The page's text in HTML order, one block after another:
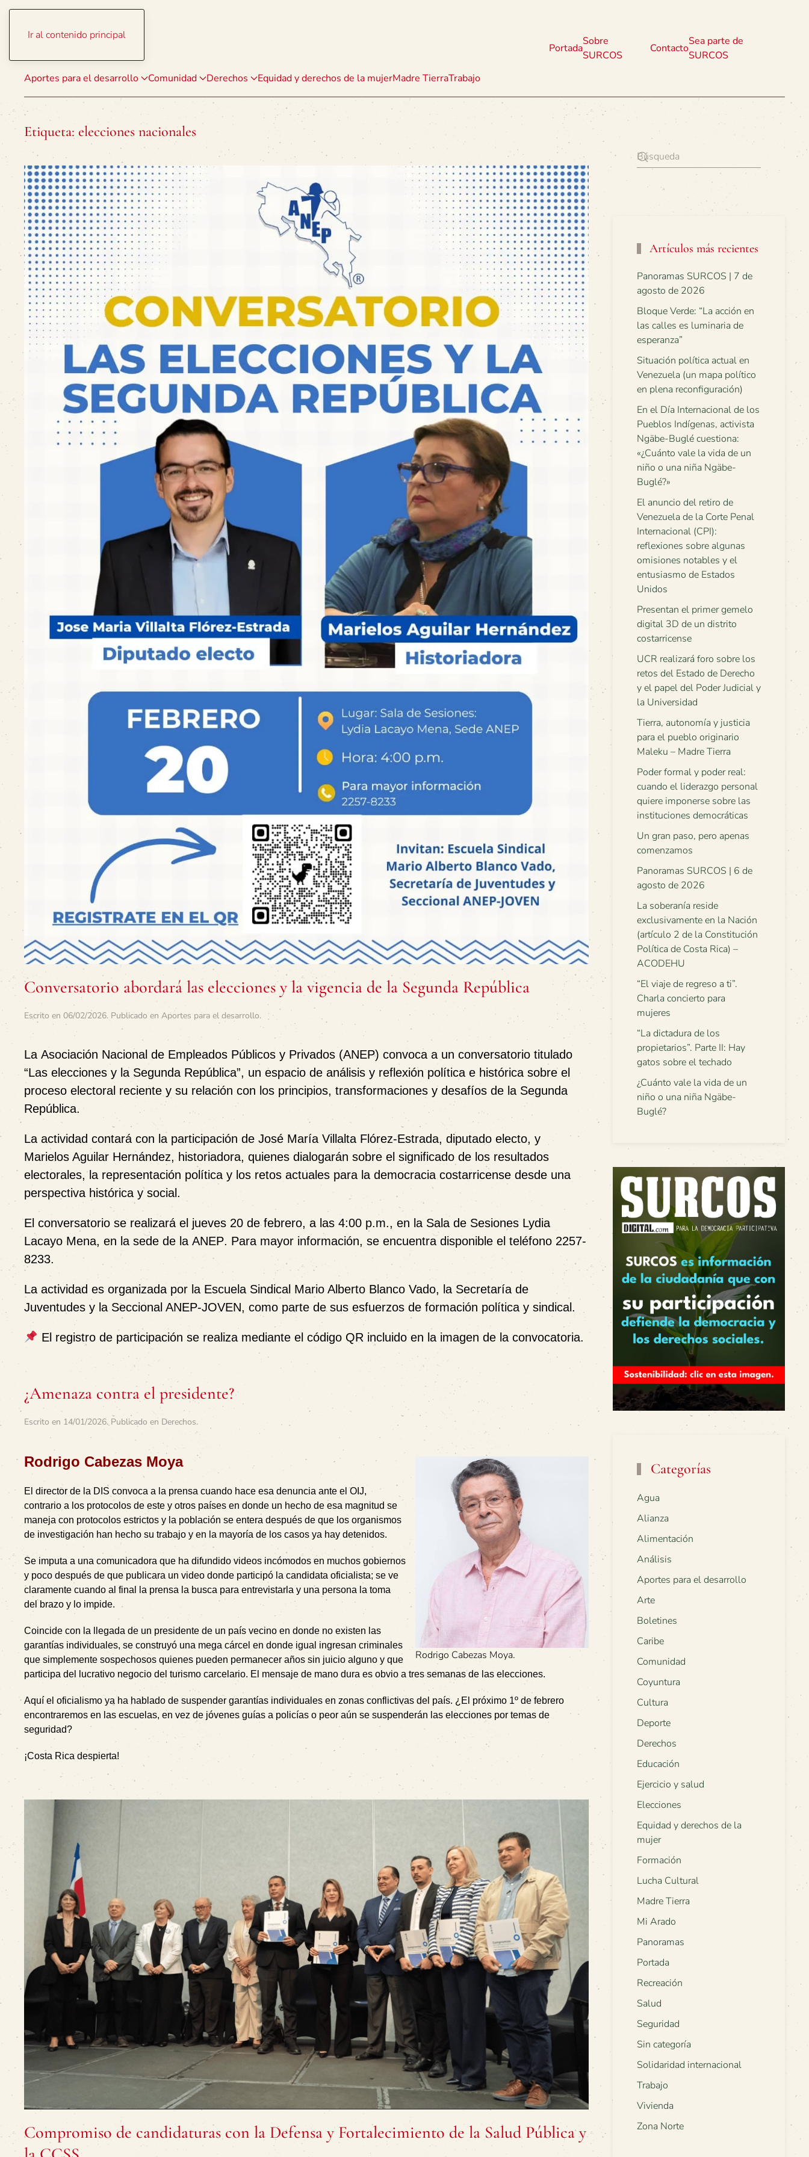
Ir al contenido principal
Aportes para el desarrollo Comunidad Derechos Equidad y derechos de la mujerMadre TierraTrabajo
Portada
Sobre
SURCOS
Contacto
Sea parte de
SURCOS
Etiqueta: elecciones nacionales
Conversatorio abordará las elecciones y la vigencia de la Segunda República
Escrito en 06/02/2026. Publicado en Aportes para el desarrollo.
La Asociación Nacional de Empleados Públicos y Privados (ANEP) convoca a un conversatorio titulado
“Las elecciones y la Segunda República”, un espacio de análisis y reflexión política e histórica sobre el
proceso electoral reciente y su relación con los principios, transformaciones y desafíos de la Segunda
República.
La actividad contará con la participación de José María Villalta Flórez-Estrada, diputado electo, y
Marielos Aguilar Hernández, historiadora, quienes dialogarán sobre el significado de los resultados
electorales, la representación política y los retos actuales para la democracia costarricense desde una
perspectiva histórica y social.
El conversatorio se realizará el jueves 20 de febrero, a las 4:00 p.m., en la Sala de Sesiones Lydia
Lacayo Mena, en la sede de la ANEP. Para mayor información, se encuentra disponible el teléfono 2257-
8233.
La actividad es organizada por la Escuela Sindical Mario Alberto Blanco Vado, la Secretaría de
Juventudes y la Seccional ANEP-JOVEN, como parte de sus esfuerzos de formación política y sindical.
El registro de participación se realiza mediante el código QR incluido en la imagen de la convocatoria.
¿Amenaza contra el presidente?
Escrito en 14/01/2026. Publicado en Derechos.
Rodrigo Cabezas Moya.
Rodrigo Cabezas Moya
El director de la DIS convoca a la prensa cuando hace esa denuncia ante el OIJ,
contrario a los protocolos de este y otros países en donde un hecho de esa magnitud se
maneja con protocolos estrictos y la población se entera después de que los organismos
de investigación han hecho su trabajo y en la mayoría de los casos ya hay detenidos.
Se imputa a una comunicadora que ha difundido videos incómodos en muchos gobiernos
y poco después de que publicara un video donde participó la candidata oficialista; se ve
claramente cuando al final la prensa la busca para entrevistarla y una persona la toma
del brazo y lo impide.
Coincide con la llegada de un presidente de un país vecino en donde no existen las
garantías individuales, se construyó una mega cárcel en donde igual ingresan criminales
que simplemente sospechosos quienes pueden permanecer años sin juicio alguno y que
participa del lucrativo negocio del turismo carcelario. El mensaje de mano dura es obvio a tres semanas de las elecciones.
Aquí el oficialismo ya ha hablado de suspender garantías individuales en zonas conflictivas del país. ¿El próximo 1º de febrero
encontraremos en las escuelas, en vez de jóvenes guías a policías o peor aún se suspenderán las elecciones por temas de
seguridad?
¡Costa Rica despierta!
Compromiso de candidaturas con la Defensa y Fortalecimiento de la Salud Pública y
Artículos más recientes
Panoramas SURCOS | 7 de
agosto de 2026
Bloque Verde: “La acción en
las calles es luminaria de
esperanza”
Situación política actual en
Venezuela (un mapa político
en plena reconfiguración)
En el Día Internacional de los
Pueblos Indígenas, activista
Ngäbe-Buglé cuestiona:
«¿Cuánto vale la vida de un
niño o una niña Ngäbe-
Buglé?»
El anuncio del retiro de
Venezuela de la Corte Penal
Internacional (CPI):
reflexiones sobre algunas
omisiones notables y el
entusiasmo de Estados
Unidos
Presentan el primer gemelo
digital 3D de un distrito
costarricense
UCR realizará foro sobre los
retos del Estado de Derecho
y el papel del Poder Judicial y
la Universidad
Tierra, autonomía y justicia
para el pueblo originario
Maleku – Madre Tierra
Poder formal y poder real:
cuando el liderazgo personal
quiere imponerse sobre las
instituciones democráticas
Un gran paso, pero apenas
comenzamos
Panoramas SURCOS | 6 de
agosto de 2026
La soberanía reside
exclusivamente en la Nación
(artículo 2 de la Constitución
Política de Costa Rica) –
ACODEHU
“El viaje de regreso a ti”.
Charla concierto para
mujeres
“La dictadura de los
propietarios”. Parte II: Hay
gatos sobre el techado
¿Cuánto vale la vida de un
niño o una niña Ngäbe-
Buglé?
Categorías
Agua
Alianza
Alimentación
Análisis
Aportes para el desarrollo
Arte
Boletines
Caribe
Comunidad
Coyuntura
Cultura
Deporte
Derechos
Educación
Ejercicio y salud
Elecciones
Equidad y derechos de la
mujer
Formación
Lucha Cultural
Madre Tierra
Mi Arado
Panoramas
Portada
Recreación
Salud
Seguridad
Sin categoría
Solidaridad internacional
Trabajo
Vivienda
Zona Norte